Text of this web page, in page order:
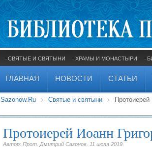
СВЯТЫЕ И СВЯТЫНИ ХРАМЫ И МОНАСТЫРИ
ГЛАВНАЯ НОВОСТИ СТАТЬИ
Sazonow.Ru Святые и святыни Протоиерей
Протоиерей Иоанн
Автор: Прот. Дмитрий Сазонов. 11 июля 2019